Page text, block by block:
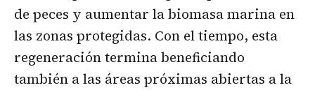
de peces y aumentar la biomasa marina en
las zonas protegidas. Con el tiempo, esta
regeneración termina beneficiando
también a las áreas próximas abiertas a la